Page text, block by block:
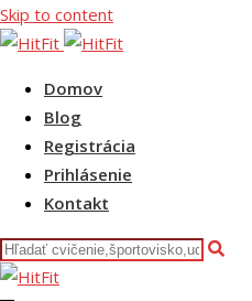
Skip to content
Domov
Blog
Registrácia
Prihlásenie
Kontakt